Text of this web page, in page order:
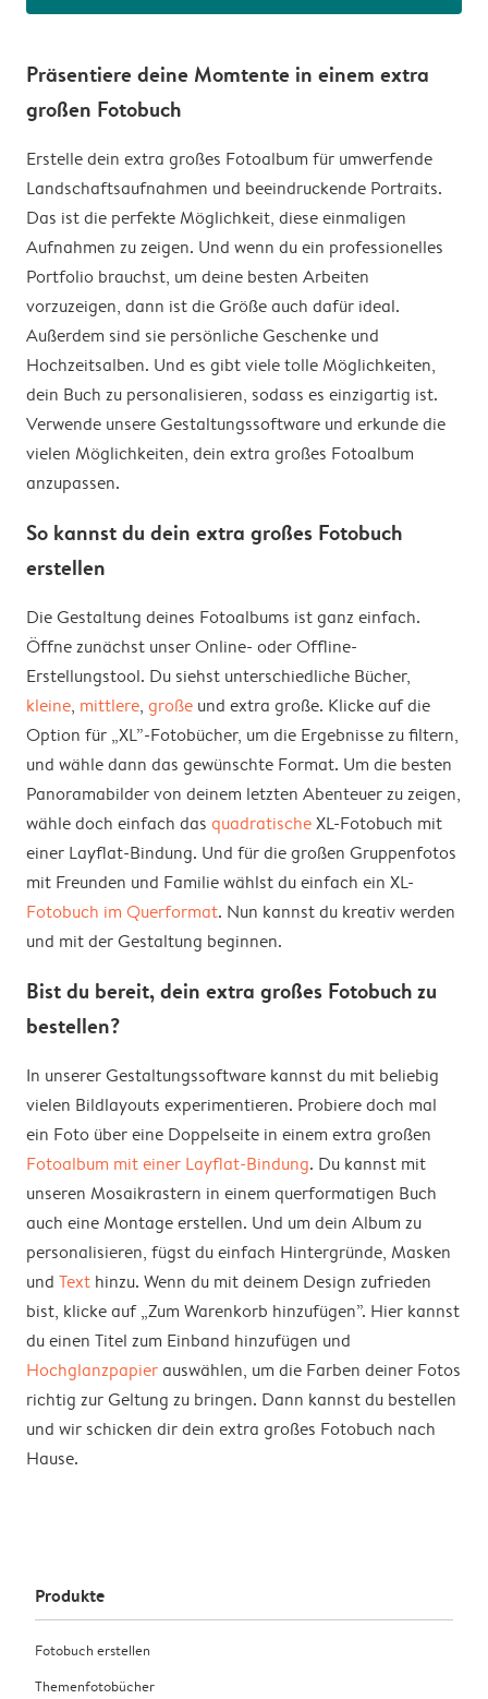
Präsentiere deine Momtente in einem extra
großen Fotobuch
Erstelle dein extra großes Fotoalbum für umwerfende
Landschaftsaufnahmen und beeindruckende Portraits.
Das ist die perfekte Möglichkeit, diese einmaligen
Aufnahmen zu zeigen. Und wenn du ein professionelles
Portfolio brauchst, um deine besten Arbeiten
vorzuzeigen, dann ist die Größe auch dafür ideal.
Außerdem sind sie persönliche Geschenke und
Hochzeitsalben. Und es gibt viele tolle Möglichkeiten,
dein Buch zu personalisieren, sodass es einzigartig ist.
Verwende unsere Gestaltungssoftware und erkunde die
vielen Möglichkeiten, dein extra großes Fotoalbum
anzupassen.
So kannst du dein extra großes Fotobuch
erstellen
Die Gestaltung deines Fotoalbums ist ganz einfach.
Öffne zunächst unser Online- oder Offline-
Erstellungstool. Du siehst unterschiedliche Bücher,
kleine, mittlere, große und extra große. Klicke auf die
Option für „XL”-Fotobücher, um die Ergebnisse zu filtern,
und wähle dann das gewünschte Format. Um die besten
Panoramabilder von deinem letzten Abenteuer zu zeigen,
wähle doch einfach das quadratischeXL-Fotobuch mit
einer Layflat-Bindung. Und für die großen Gruppenfotos
mit Freunden und Familie wählst du einfach ein XL-
Fotobuch im Querformat. Nun kannst du kreativ werden
und mit der Gestaltung beginnen.
Bist du bereit, dein extra großes Fotobuch zu
bestellen?
In unserer Gestaltungssoftware kannst du mit beliebig
vielen Bildlayouts experimentieren. Probiere doch mal
ein Foto über eine Doppelseite in einem extra großen
Fotoalbum mit einer Layflat-Bindung. Du kannst mit
unseren Mosaikrastern in einem querformatigen Buch
auch eine Montage erstellen. Und um dein Album zu
personalisieren, fügst du einfach Hintergründe, Masken
und Text hinzu. Wenn du mit deinem Design zufrieden
bist, klicke auf „Zum Warenkorb hinzufügen”. Hier kannst
du einen Titel zum Einband hinzufügen und
Hochglanzpapierauswählen, um die Farben deiner Fotos
richtig zur Geltung zu bringen. Dann kannst du bestellen
und wir schicken dir dein extra großes Fotobuch nach
Hause.
Produkte
Fotobuch erstellen
Themenfotobücher